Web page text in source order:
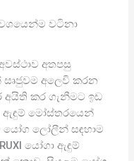
වශයෙන්ම වටිනා
අතපසු
සෘජුවම අලෙවි කරන
අයිති කර ගැනීමට ඉඩ
ඇඳුම් මෝස්තරයෙන්
යෝග ලෝලීන් සඳහාම
යෝගා ඇඳුම්